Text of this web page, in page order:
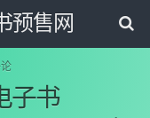
预售网
子书